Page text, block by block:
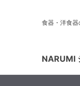
食器・洋食
NARUMI